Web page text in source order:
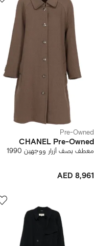
Pre-Owned
CHANEL Pre-Owned
معطف بصف أزرار ووجهين 1990
AED 8,961